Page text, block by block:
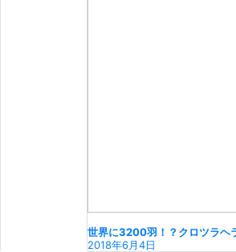
世界に3200羽！？クロツラヘ
2018年6月4日